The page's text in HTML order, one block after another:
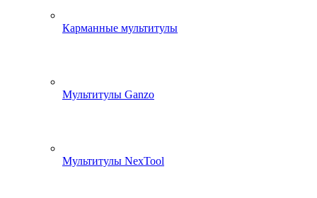
Карманные мультитулы
Мультитулы Ganzo
Мультитулы NexTool